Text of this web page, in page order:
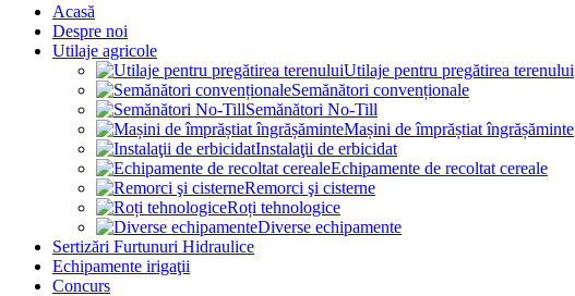
Acasă
Despre noi
Utilaje agricole
Utilaje pentru pregătirea terenului
Semănători convenționale
Semănători No-Till
Mașini de împrăștiat îngrășăminte
Instalaţii de erbicidat
Echipamente de recoltat cereale
Remorci şi cisterne
Roți tehnologice
Diverse echipamente
Sertizări Furtunuri Hidraulice
Echipamente irigaţii
Concurs